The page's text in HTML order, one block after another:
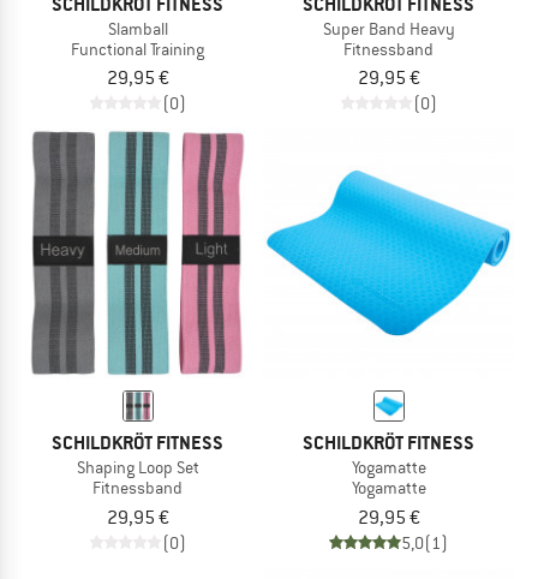
Slamball
Functional Training
29,95 €
(0)
Super Band Heavy
Fitnessband
29,95 €
(0)
SCHILDKRÖT FITNESS
Shaping Loop Set
Fitnessband
29,95 €
(0)
SCHILDKRÖT FITNESS
Yogamatte
Yogamatte
29,95 €
5,0(1)